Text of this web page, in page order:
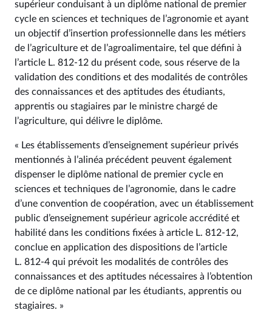
supérieur conduisant à un diplôme national de premier
cycle en sciences et techniques de l’agronomie et ayant
un objectif d’insertion professionnelle dans les métiers
de l’agriculture et de l’agroalimentaire, tel que défini à
l’article L. 812‑12 du présent code, sous réserve de la
validation des conditions et des modalités de contrôles
des connaissances et des aptitudes des étudiants,
apprentis ou stagiaires par le ministre chargé de
l’agriculture, qui délivre le diplôme.
« Les établissements d’enseignement supérieur privés
mentionnés à l’alinéa précédent peuvent également
dispenser le diplôme national de premier cycle en
sciences et techniques de l’agronomie, dans le cadre
d’une convention de coopération, avec un établissement
public d’enseignement supérieur agricole accrédité et
habilité dans les conditions fixées à article L. 812‑12,
conclue en application des dispositions de l’article
L. 812‑4 qui prévoit les modalités de contrôles des
connaissances et des aptitudes nécessaires à l’obtention
de ce diplôme national par les étudiants, apprentis ou
stagiaires. »